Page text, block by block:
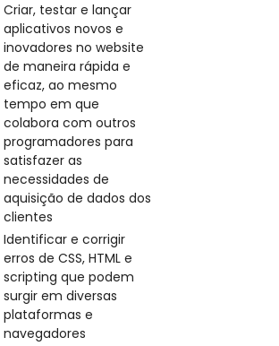
Criar, testar e lançar
aplicativos novos e
inovadores no website
de maneira rápida e
eficaz, ao mesmo
tempo em que
colabora com outros
programadores para
satisfazer as
necessidades de
aquisição de dados dos
clientes
Identificar e corrigir
erros de CSS, HTML e
scripting que podem
surgir em diversas
plataformas e
navegadores